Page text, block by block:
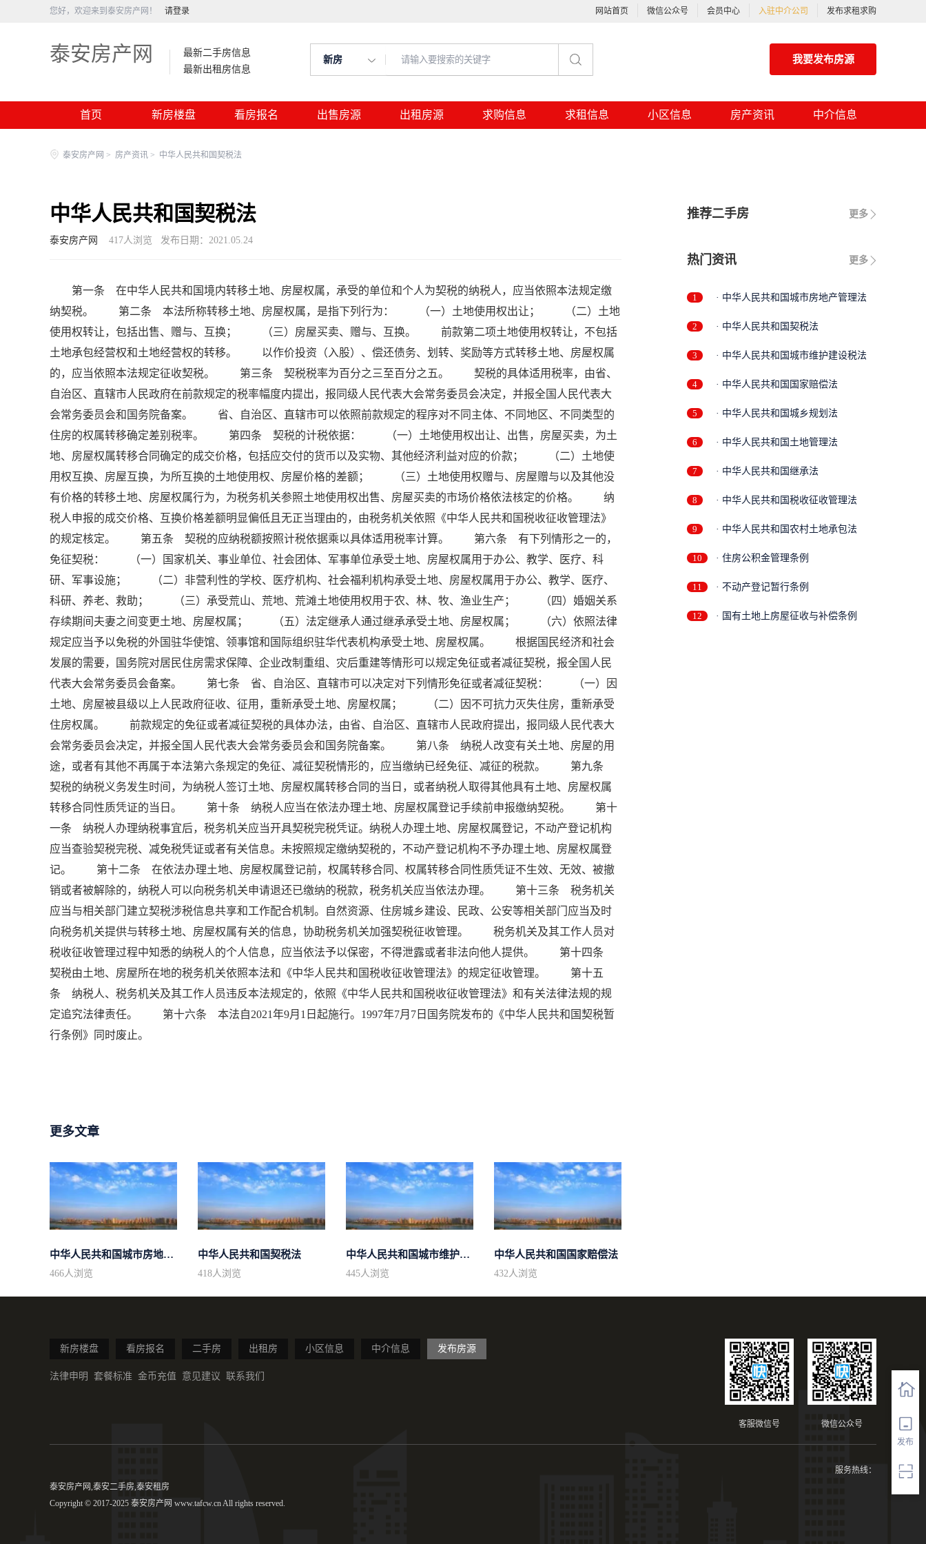
您好，欢迎来到泰安房产网！ 请登录 网站首页 微信公众号 会员中心 入驻中介公司 发布求租求购
泰安房产网
最新二手房信息
最新出租房信息
新房 我要发布房源
首页 新房楼盘 看房报名 出售房源 出租房源 求购信息 求租信息 小区信息 房产资讯 中介信息
发布
泰安房产网 > 房产资讯 > 中华人民共和国契税法
中华人民共和国契税法
泰安房产网 417人浏览 发布日期：2021.05.24
第一条 在中华人民共和国境内转移土地、房屋权属，承受的单位和个人为契税的纳税人，应当依照本法规定缴
纳契税。 第二条 本法所称转移土地、房屋权属，是指下列行为： （一）土地使用权出让； （二）土地
使用权转让，包括出售、赠与、互换； （三）房屋买卖、赠与、互换。 前款第二项土地使用权转让，不包括
土地承包经营权和土地经营权的转移。 以作价投资（入股）、偿还债务、划转、奖励等方式转移土地、房屋权属
的，应当依照本法规定征收契税。 第三条 契税税率为百分之三至百分之五。 契税的具体适用税率，由省、
自治区、直辖市人民政府在前款规定的税率幅度内提出，报同级人民代表大会常务委员会决定，并报全国人民代表大
会常务委员会和国务院备案。 省、自治区、直辖市可以依照前款规定的程序对不同主体、不同地区、不同类型的
住房的权属转移确定差别税率。 第四条 契税的计税依据： （一）土地使用权出让、出售，房屋买卖，为土
地、房屋权属转移合同确定的成交价格，包括应交付的货币以及实物、其他经济利益对应的价款； （二）土地使
用权互换、房屋互换，为所互换的土地使用权、房屋价格的差额； （三）土地使用权赠与、房屋赠与以及其他没
有价格的转移土地、房屋权属行为，为税务机关参照土地使用权出售、房屋买卖的市场价格依法核定的价格。 纳
税人申报的成交价格、互换价格差额明显偏低且无正当理由的，由税务机关依照《中华人民共和国税收征收管理法》
的规定核定。 第五条 契税的应纳税额按照计税依据乘以具体适用税率计算。 第六条 有下列情形之一的，
免征契税： （一）国家机关、事业单位、社会团体、军事单位承受土地、房屋权属用于办公、教学、医疗、科
研、军事设施； （二）非营利性的学校、医疗机构、社会福利机构承受土地、房屋权属用于办公、教学、医疗、
科研、养老、救助； （三）承受荒山、荒地、荒滩土地使用权用于农、林、牧、渔业生产； （四）婚姻关系
存续期间夫妻之间变更土地、房屋权属； （五）法定继承人通过继承承受土地、房屋权属； （六）依照法律
规定应当予以免税的外国驻华使馆、领事馆和国际组织驻华代表机构承受土地、房屋权属。 根据国民经济和社会
发展的需要，国务院对居民住房需求保障、企业改制重组、灾后重建等情形可以规定免征或者减征契税，报全国人民
代表大会常务委员会备案。 第七条 省、自治区、直辖市可以决定对下列情形免征或者减征契税： （一）因
土地、房屋被县级以上人民政府征收、征用，重新承受土地、房屋权属； （二）因不可抗力灭失住房，重新承受
住房权属。 前款规定的免征或者减征契税的具体办法，由省、自治区、直辖市人民政府提出，报同级人民代表大
会常务委员会决定，并报全国人民代表大会常务委员会和国务院备案。 第八条 纳税人改变有关土地、房屋的用
途，或者有其他不再属于本法第六条规定的免征、减征契税情形的，应当缴纳已经免征、减征的税款。 第九条
契税的纳税义务发生时间，为纳税人签订土地、房屋权属转移合同的当日，或者纳税人取得其他具有土地、房屋权属
转移合同性质凭证的当日。 第十条 纳税人应当在依法办理土地、房屋权属登记手续前申报缴纳契税。 第十
一条 纳税人办理纳税事宜后，税务机关应当开具契税完税凭证。纳税人办理土地、房屋权属登记，不动产登记机构
应当查验契税完税、减免税凭证或者有关信息。未按照规定缴纳契税的，不动产登记机构不予办理土地、房屋权属登
记。 第十二条 在依法办理土地、房屋权属登记前，权属转移合同、权属转移合同性质凭证不生效、无效、被撤
销或者被解除的，纳税人可以向税务机关申请退还已缴纳的税款，税务机关应当依法办理。 第十三条 税务机关
应当与相关部门建立契税涉税信息共享和工作配合机制。自然资源、住房城乡建设、民政、公安等相关部门应当及时
向税务机关提供与转移土地、房屋权属有关的信息，协助税务机关加强契税征收管理。 税务机关及其工作人员对
税收征收管理过程中知悉的纳税人的个人信息，应当依法予以保密，不得泄露或者非法向他人提供。 第十四条
契税由土地、房屋所在地的税务机关依照本法和《中华人民共和国税收征收管理法》的规定征收管理。 第十五
条 纳税人、税务机关及其工作人员违反本法规定的，依照《中华人民共和国税收征收管理法》和有关法律法规的规
定追究法律责任。 第十六条 本法自2021年9月1日起施行。1997年7月7日国务院发布的《中华人民共和国契税暂
行条例》同时废止。
更多文章
中华人民共和国城市房地产管理法
466人浏览
中华人民共和国契税法
418人浏览
中华人民共和国城市维护建设税法
445人浏览
中华人民共和国国家赔偿法
432人浏览
更多
推荐二手房
更多
热门资讯
1 · 中华人民共和国城市房地产管理法
2 · 中华人民共和国契税法
3 · 中华人民共和国城市维护建设税法
4 · 中华人民共和国国家赔偿法
5 · 中华人民共和国城乡规划法
6 · 中华人民共和国土地管理法
7 · 中华人民共和国继承法
8 · 中华人民共和国税收征收管理法
9 · 中华人民共和国农村土地承包法
10 · 住房公积金管理条例
11 · 不动产登记暂行条例
12 · 国有土地上房屋征收与补偿条例
新房楼盘 看房报名 二手房 出租房 小区信息 中介信息 发布房源
法律申明 套餐标准 金币充值 意见建议 联系我们
微信公众号
客服微信号
服务热线：
泰安房产网,泰安二手房,泰安租房
Copyright © 2017-2025 泰安房产网 www.tafcw.cn All rights reserved.